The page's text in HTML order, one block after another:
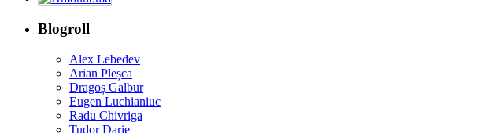
Blogroll
Alex Lebedev
Arian Pleșca
Dragoș Galbur
Eugen Luchianiuc
Radu Chivriga
Tudor Darie